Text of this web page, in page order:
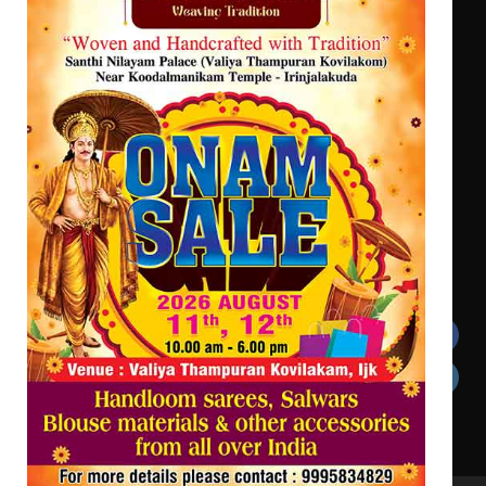
സർഗ്ഗസാഹിതി- കവിതാസംഗമം 2026
കവിതാ ചർച്ച കാട്ടൂർ, ടി. കെ.
ബാലൻ ഹാളിൽ 16ന്
ഇടത്തരം മഴയ്ക്കും കാറ്റിനും
സാധ്യത ഇരിങ്ങാലക്കുടയിൽ 4.4
മില്ലി മീറ്റർ മഴ ലഭിച്ചു
Get In Touch
Twitter Facebook
LinkedIn Instagram
YouTube